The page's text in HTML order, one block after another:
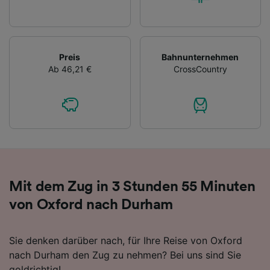
Preis
Ab 46,21 €
Bahnunternehmen
CrossCountry
Mit dem Zug in 3 Stunden 55 Minuten
von Oxford nach Durham
Sie denken darüber nach, für Ihre Reise von Oxford
nach Durham den Zug zu nehmen? Bei uns sind Sie